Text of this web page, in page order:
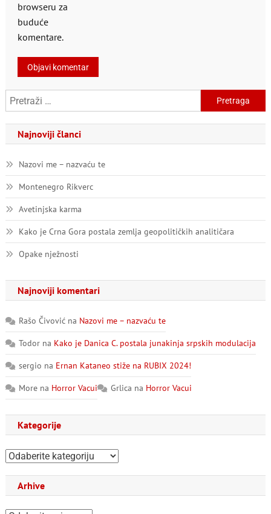
browseru za
buduće
komentare.
Pretraga:
Najnoviji članci
Nazovi me – nazvaću te
Montenegro Rikverc
Avetinjska karma
Kako je Crna Gora postala zemlja geopolitičkih analitičara
Opake nježnosti
Najnoviji komentari
Rašo Čivovićna Nazovi me – nazvaću te
Todorna Kako je Danica C. postala junakinja srpskih modulacija
sergio na Ernan Kataneo stiže na RUBIX 2024!
Morena Horror Vacui Grlica na Horror Vacui
Kategorije
Kategorije
Arhive